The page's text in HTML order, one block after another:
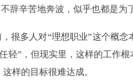
辞辛苦地奔波，似乎也都是为
很多人对“理想职业”这个概
轻”，但现实里，这样的工作
样的目标很难达成。